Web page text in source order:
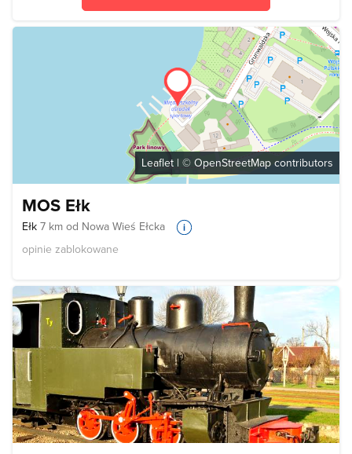
Leaflet | © OpenStreetMap contributors
MOS Ełk
Ełk 7 km od Nowa Wieś Ełcka
opinie zablokowane